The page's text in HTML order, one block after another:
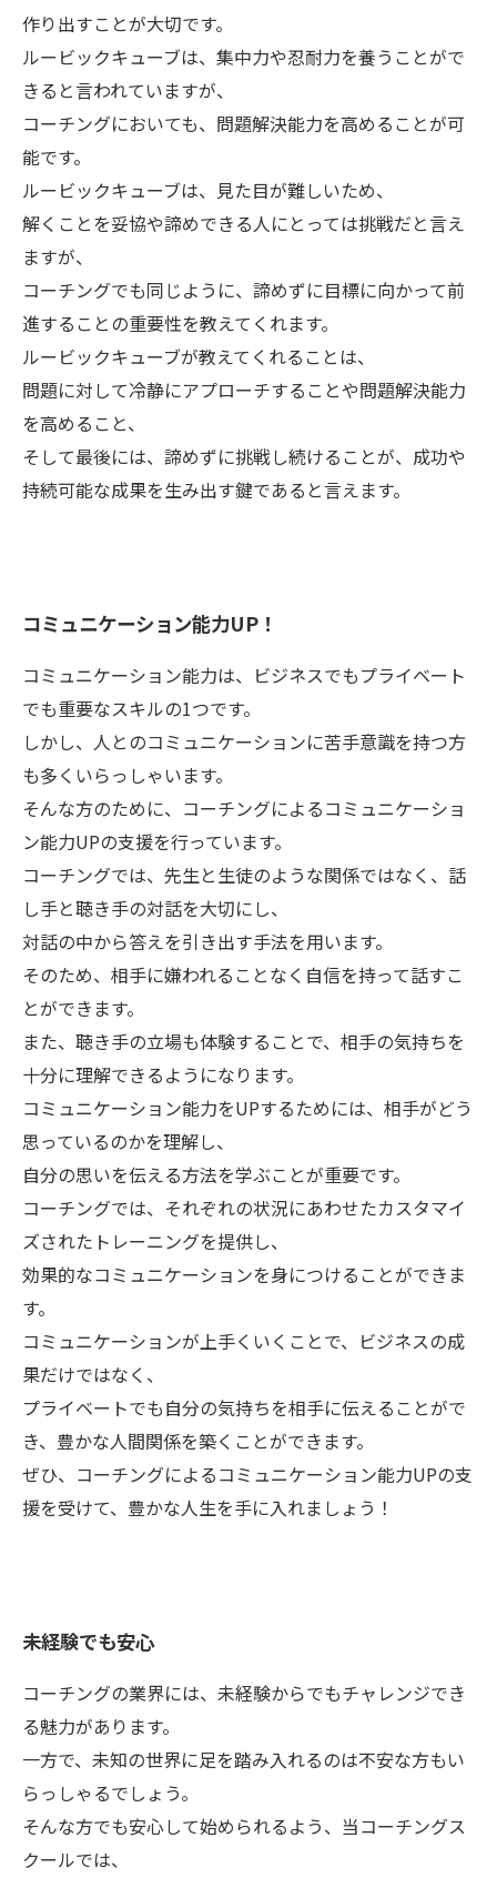
作り出すことが大切です。
ルービックキューブは、集中力や忍耐力を養うことがで
きると言われていますが、
コーチングにおいても、問題解決能力を高めることが可
能です。
ルービックキューブは、見た目が難しいため、
解くことを妥協や諦めできる人にとっては挑戦だと言え
ますが、
コーチングでも同じように、諦めずに目標に向かって前
進することの重要性を教えてくれます。
ルービックキューブが教えてくれることは、
問題に対して冷静にアプローチすることや問題解決能力
を高めること、
そして最後には、諦めずに挑戦し続けることが、成功や
持続可能な成果を生み出す鍵であると言えます。
コミュニケーション能力UP！
コミュニケーション能力は、ビジネスでもプライベート
でも重要なスキルの1つです。
しかし、人とのコミュニケーションに苦手意識を持つ方
も多くいらっしゃいます。
そんな方のために、コーチングによるコミュニケーショ
ン能力UPの支援を行っています。
コーチングでは、先生と生徒のような関係ではなく、話
し手と聴き手の対話を大切にし、
対話の中から答えを引き出す手法を用います。
そのため、相手に嫌われることなく自信を持って話すこ
とができます。
また、聴き手の立場も体験することで、相手の気持ちを
十分に理解できるようになります。
コミュニケーション能力をUPするためには、相手がどう
思っているのかを理解し、
自分の思いを伝える方法を学ぶことが重要です。
コーチングでは、それぞれの状況にあわせたカスタマイ
ズされたトレーニングを提供し、
効果的なコミュニケーションを身につけることができま
す。
コミュニケーションが上手くいくことで、ビジネスの成
果だけではなく、
プライベートでも自分の気持ちを相手に伝えることがで
き、豊かな人間関係を築くことができます。
ぜひ、コーチングによるコミュニケーション能力UPの支
援を受けて、豊かな人生を手に入れましょう！
未経験でも安心
コーチングの業界には、未経験からでもチャレンジでき
る魅力があります。
一方で、未知の世界に足を踏み入れるのは不安な方もい
らっしゃるでしょう。
そんな方でも安心して始められるよう、当コーチングス
クールでは、